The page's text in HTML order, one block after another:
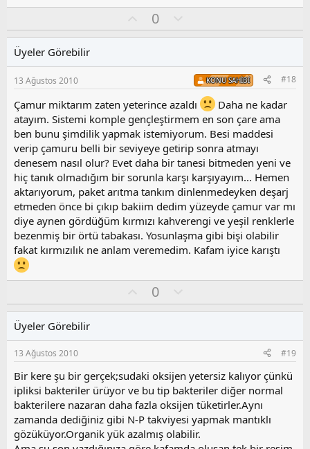
y
0
l
s
u
z
o
y
l
a
Üyeler Görebilir
13 Ağustos 2010 KONU SAHIBI #18
Çamur miktarım zaten yeterince azaldı
Daha ne kadar
atayım. Sistemi komple gençleştirmem en son çare ama
ben bunu şimdilik yapmak istemiyorum. Besi maddesi
verip çamuru belli bir seviyeye getirip sonra atmayı
denesem nasıl olur? Evet daha bir tanesi bitmeden yeni ve
hiç tanık olmadığım bir sorunla karşı karşıyayım... Hemen
aktarıyorum, paket arıtma tankım dinlenmedeyken deşarj
etmeden önce bi çıkıp bakiim dedim yüzeyde çamur var mı
diye aynen gördüğüm kırmızı kahverengi ve yeşil renklerle
bezenmiş bir örtü tabakası. Yosunlaşma gibi bişi olabilir
fakat kırmızılık ne anlam veremedim. Kafam iyice karıştı
y
0
l
s
u
z
o
y
l
a
Üyeler Görebilir
13 Ağustos 2010 #19
Bir kere şu bir gerçek;sudaki oksijen yetersiz kalıyor çünkü
ipliksi bakteriler ürüyor ve bu tip bakteriler diğer normal
bakterilere nazaran daha fazla oksijen tüketirler.Aynı
zamanda dediğiniz gibi N-P takviyesi yapmak mantıklı
gözüküyor.Organik yük azalmış olabilir.